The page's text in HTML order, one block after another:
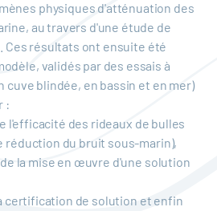
physiques d'atténuation des
au travers d'une étude de
résultats ont ensuite été
validés par des essais à
blindée, en bassin et en mer)
:
l'efficacité des rideaux de bulles
réduction du bruit sous-marin),
la mise en œuvre d'une solution
certification de solution et enfin